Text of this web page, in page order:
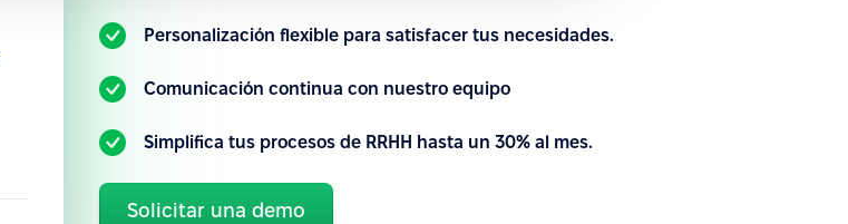
Personalización flexible para satisfacer tus necesidades.
Comunicación continua con nuestro equipo
Simplifica tus procesos de RRHH hasta un 30% al mes.
Solicitar una demo